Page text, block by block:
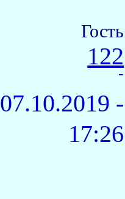
Гость
122
-
07.10.2019 -
17:26